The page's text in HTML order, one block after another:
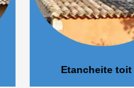
Etancheite toit 13